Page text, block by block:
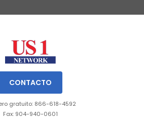
CONTACTO
gratuito: 866-618-4592
Fax: 904-940-0601